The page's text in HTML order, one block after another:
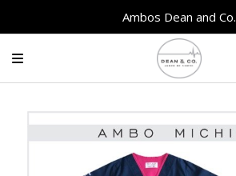
Ambos Dean and Co.